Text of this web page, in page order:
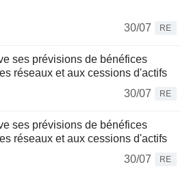
30/07
RE
ses prévisions de bénéfices
réseaux et aux cessions d'actifs
30/07
RE
ses prévisions de bénéfices
réseaux et aux cessions d'actifs
30/07
RE